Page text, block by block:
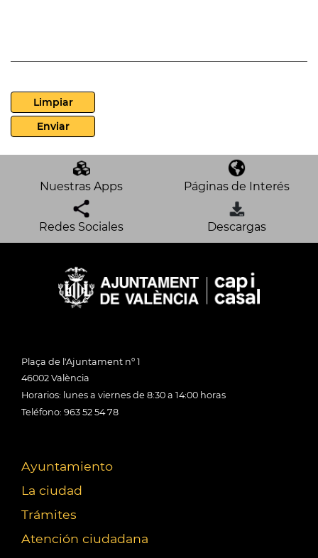
Limpiar
Enviar
Nuestras Apps Páginas de Interés
Redes Sociales Descargas
Plaça de l'Ajuntament nº 1
46002 València
Horarios: lunes a viernes de 8:30 a 14:00 horas
Teléfono: 963 52 54 78
Ayuntamiento
La ciudad
Trámites
Atención ciudadana